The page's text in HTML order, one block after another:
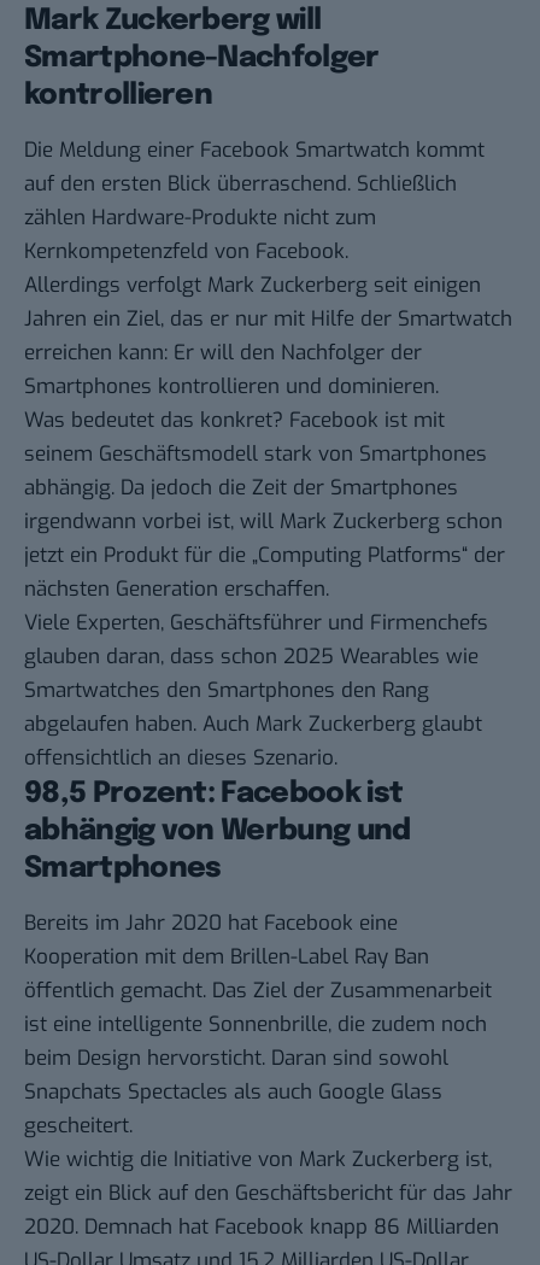
Mark Zuckerberg will
Smartphone-Nachfolger
kontrollieren
Die Meldung einer Facebook Smartwatch kommt
auf den ersten Blick überraschend. Schließlich
zählen Hardware-Produkte nicht zum
Kernkompetenzfeld von Facebook.
Allerdings verfolgt Mark Zuckerberg seit einigen
Jahren ein Ziel, das er nur mit Hilfe der Smartwatch
erreichen kann: Er will den Nachfolger der
Smartphones kontrollieren und dominieren.
Was bedeutet das konkret? Facebook ist mit
seinem Geschäftsmodell stark von Smartphones
abhängig. Da jedoch die Zeit der Smartphones
irgendwann vorbei ist, will Mark Zuckerberg schon
jetzt ein Produkt für die „Computing Platforms“ der
nächsten Generation erschaffen.
Viele Experten, Geschäftsführer und Firmenchefs
glauben daran, dass schon 2025 Wearables wie
Smartwatches den Smartphones den Rang
abgelaufen haben. Auch Mark Zuckerberg glaubt
offensichtlich an dieses Szenario.
98,5 Prozent: Facebook ist
abhängig von Werbung und
Smartphones
Bereits im Jahr 2020 hat Facebook eine
Kooperation mit dem Brillen-Label Ray Ban
öffentlich gemacht. Das Ziel der Zusammenarbeit
ist eine intelligente Sonnenbrille, die zudem noch
beim Design hervorsticht. Daran sind sowohl
Snapchats Spectacles als auch Google Glass
gescheitert.
Wie wichtig die Initiative von Mark Zuckerberg ist,
zeigt ein Blick auf den Geschäftsbericht für das Jahr
2020. Demnach hat Facebook knapp 86 Milliarden